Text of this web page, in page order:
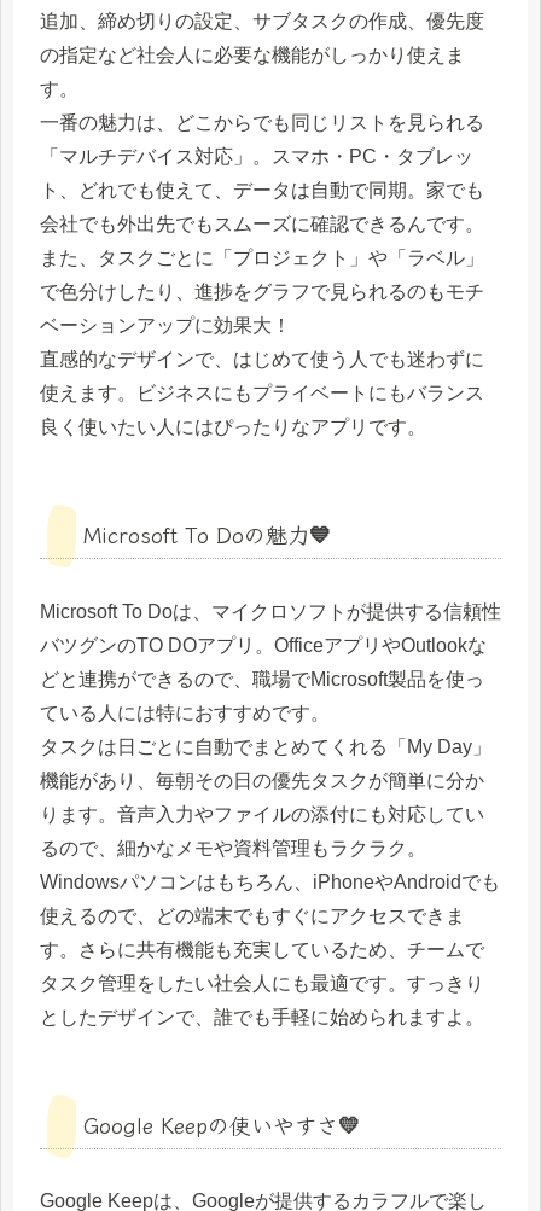
追加、締め切りの設定、サブタスクの作成、優先度
の指定など社会人に必要な機能がしっかり使えま
す。
一番の魅力は、どこからでも同じリストを見られる
「マルチデバイス対応」。スマホ・PC・タブレッ
ト、どれでも使えて、データは自動で同期。家でも
会社でも外出先でもスムーズに確認できるんです。
また、タスクごとに「プロジェクト」や「ラベル」
で色分けしたり、進捗をグラフで見られるのもモチ
ベーションアップに効果大！
直感的なデザインで、はじめて使う人でも迷わずに
使えます。ビジネスにもプライベートにもバランス
良く使いたい人にはぴったりなアプリです。
Microsoft To Doの魅力💙
Microsoft To Doは、マイクロソフトが提供する信頼性
バツグンのTO DOアプリ。OfficeアプリやOutlookな
どと連携ができるので、職場でMicrosoft製品を使っ
ている人には特におすすめです。
タスクは日ごとに自動でまとめてくれる「My Day」
機能があり、毎朝その日の優先タスクが簡単に分か
ります。音声入力やファイルの添付にも対応してい
るので、細かなメモや資料管理もラクラク。
Windowsパソコンはもちろん、iPhoneやAndroidでも
使えるので、どの端末でもすぐにアクセスできま
す。さらに共有機能も充実しているため、チームで
タスク管理をしたい社会人にも最適です。すっきり
としたデザインで、誰でも手軽に始められますよ。
Google Keepの使いやすさ💛
Google Keepは、Googleが提供するカラフルで楽し